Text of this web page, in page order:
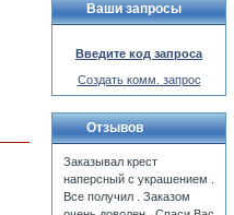
Ваши запросы
Введите код запроса
Создать комм. запрос
Отзывов
Заказывал крест
наперсный с украшением .
Все получил . Заказом